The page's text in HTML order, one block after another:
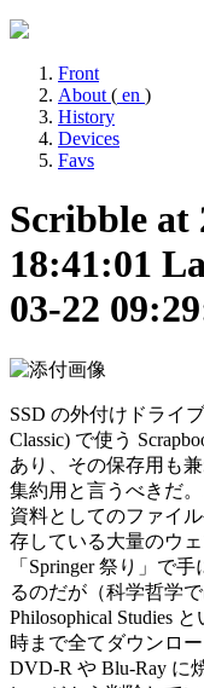
Front
About ( en )
History
Devices
Favs
Scribble at
18:41:01
03-22
SSD の外付けドライ
Classic) で使う
あり、その保存用も
集約用と言うべきだ
資料としてのファイ
存している大量のウ
「Springer 祭り」で
るのだが（科学哲学
Philosophical Studies
時まで全てダウンロ
DVD-R や Blu-Ray に